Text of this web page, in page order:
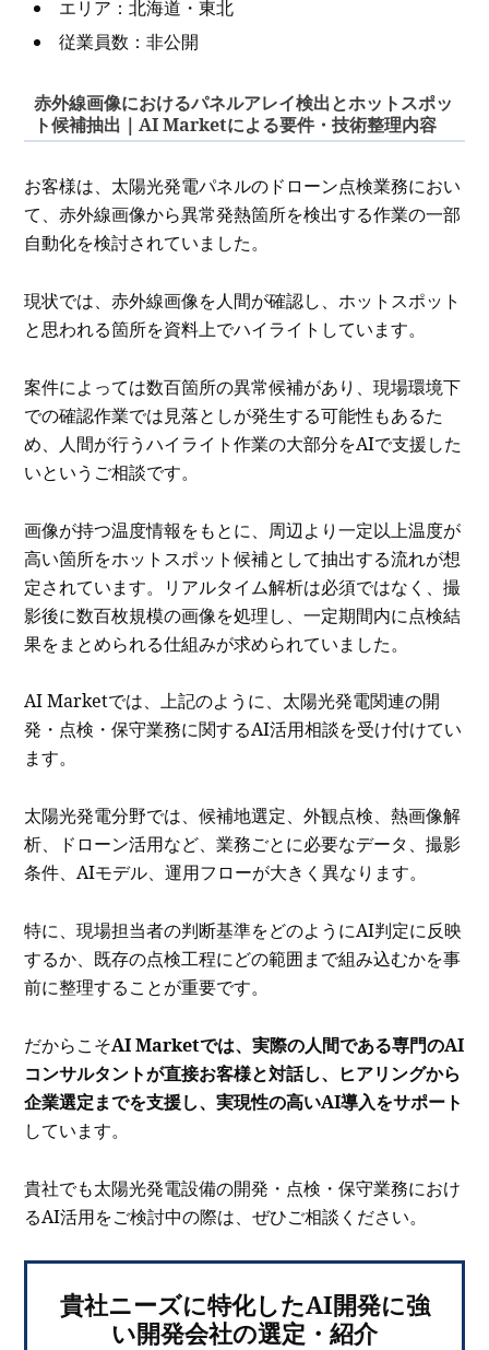
エリア：北海道・東北
従業員数：非公開
赤外線画像におけるパネルアレイ検出とホットスポッ
ト候補抽出｜AI Marketによる要件・技術整理内容
お客様は、太陽光発電パネルのドローン点検業務におい
て、赤外線画像から異常発熱箇所を検出する作業の一部
自動化を検討されていました。
現状では、赤外線画像を人間が確認し、ホットスポット
と思われる箇所を資料上でハイライトしています。
案件によっては数百箇所の異常候補があり、現場環境下
での確認作業では見落としが発生する可能性もあるた
め、人間が行うハイライト作業の大部分をAIで支援した
いというご相談です。
画像が持つ温度情報をもとに、周辺より一定以上温度が
高い箇所をホットスポット候補として抽出する流れが想
定されています。リアルタイム解析は必須ではなく、撮
影後に数百枚規模の画像を処理し、一定期間内に点検結
果をまとめられる仕組みが求められていました。
AI Marketでは、上記のように、太陽光発電関連の開
発・点検・保守業務に関するAI活用相談を受け付けてい
ます。
太陽光発電分野では、候補地選定、外観点検、熱画像解
析、ドローン活用など、業務ごとに必要なデータ、撮影
条件、AIモデル、運用フローが大きく異なります。
特に、現場担当者の判断基準をどのようにAI判定に反映
するか、既存の点検工程にどの範囲まで組み込むかを事
前に整理することが重要です。
だからこそAI Marketでは、実際の人間である専門のAI
コンサルタントが直接お客様と対話し、ヒアリングから
企業選定までを支援し、実現性の高いAI導入をサポート
しています。
貴社でも太陽光発電設備の開発・点検・保守業務におけ
るAI活用をご検討中の際は、ぜひご相談ください。
貴社ニーズに特化したAI開発に強
い開発会社の選定・紹介